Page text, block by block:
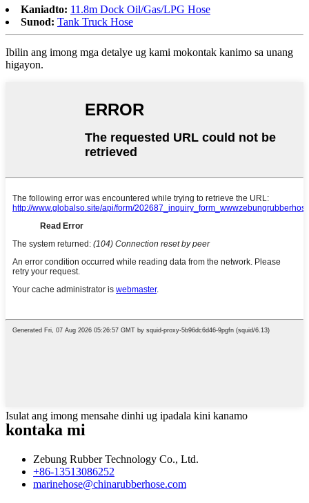
Kaniadto: 11.8m Dock Oil/Gas/LPG Hose
Sunod: Tank Truck Hose
Ibilin ang imong mga detalye ug kami mokontak kanimo sa unang
higayon.
Isulat ang imong mensahe dinhi ug ipadala kini kanamo
kontaka mi
Zebung Rubber Technology Co., Ltd.
+86-13513086252
marinehose@chinarubberhose.com